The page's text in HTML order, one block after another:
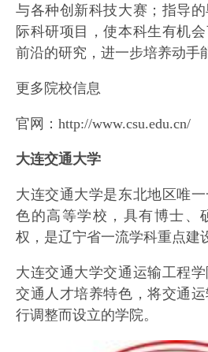
与各种创新科技大赛；指导
际科研项目，使本科生有机
前沿的研究，进一步培养动手
更多院校信息
官网：http://www.csu.edu.cn/
大连交通大学
大连交通大学是东北地区唯
色的高等学校，具有博士、
权，是辽宁省一流学科重点建
大连交通大学交通运输工程
交通人才培养特色，将交通
行调整而设立的学院。